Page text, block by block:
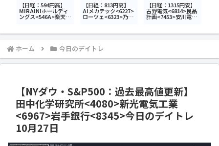
【日経：594円高】
MIRAINIホールディ
ングス<546A>楽天グ
65A>今日のデイトレ
6月30日
【日経：813円高】
AIメカテック<6227>
ローツェ<6323>乃村
【日経：1315円安】
古野電気<6814>良品
計画<7453>安川電機
今
日
ホーム 今日のデイトレ
【NYダウ・S&P500：過去最高値更新】
田中化学研究所<4080>新光電気工業
<6967>岩手銀行<8345>今日のデイトレ
10月27日